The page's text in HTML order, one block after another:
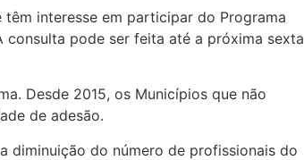
interesse em participar do Programa
consulta pode ser feita até a próxima
Desde 2015, os Municípios que não
de adesão.
diminuição do número de profissionais do